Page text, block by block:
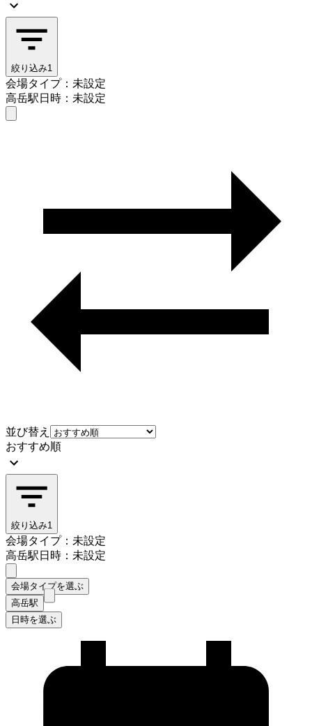
絞り込み1
会場タイプ：未設定
高岳駅日時：未設定
並び替え
おすすめ順
絞り込み1
会場タイプ：未設定
高岳駅日時：未設定
会場タイプを選ぶ
高岳駅
日時を選ぶ